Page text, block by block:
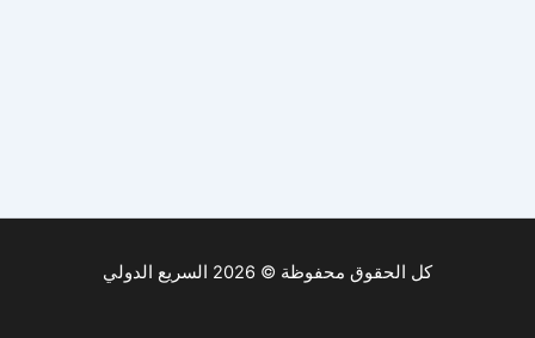
كل الحقوق محفوظة © 2026 السريع الدولي